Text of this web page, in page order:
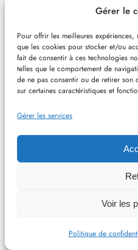
Gérer le
Pour offrir les meilleures
que les cookies pour stocker et/ou
fait de consentir à ces technologies
telles que le comportement de
de ne pas consentir ou de retirer son
sur certaines caractéristiques et
Gérer les services
Voir les
Politique de
Limitation : La
nécessite une
perspective
possèdent pas. Elles
compréhension au-
4. Émotions et
Possibilité actuelle :
des émotions et
émotionnels dans les